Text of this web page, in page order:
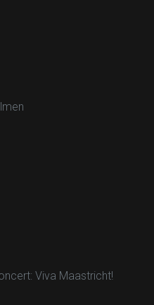
Viva Maastricht!